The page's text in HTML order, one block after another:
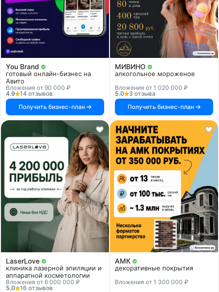
You Brand
готовый онлайн-бизнес на
Авито
Вложения от 90 000 ₽
4.9
14 отзывов
Получить бизнес-план
МИВИНО
алкогольное мороженое
Вложения от 1 020 000 ₽
5.0
3 отзыва
Получить бизнес-план
LaserLove
клиника лазерной эпиляции и
аппаратной косметологии
Вложения от 6 000 000 ₽
5.0
16 отзывов
АМК
декоративные покрытия
Вложения от 1 300 000 ₽